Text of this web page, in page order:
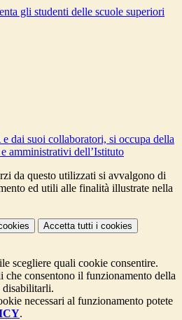
gli studenti delle scuole superiori
dai suoi collaboratori, si occupa della
amministrativi dell’Istituto
da questo utilizzati si avvalgono di
ed utili alle finalità illustrate nella
Accetta tutti i cookies
scegliere quali cookie consentire.
che consentono il funzionamento della
disabilitarli.
necessari al funzionamento potete
.